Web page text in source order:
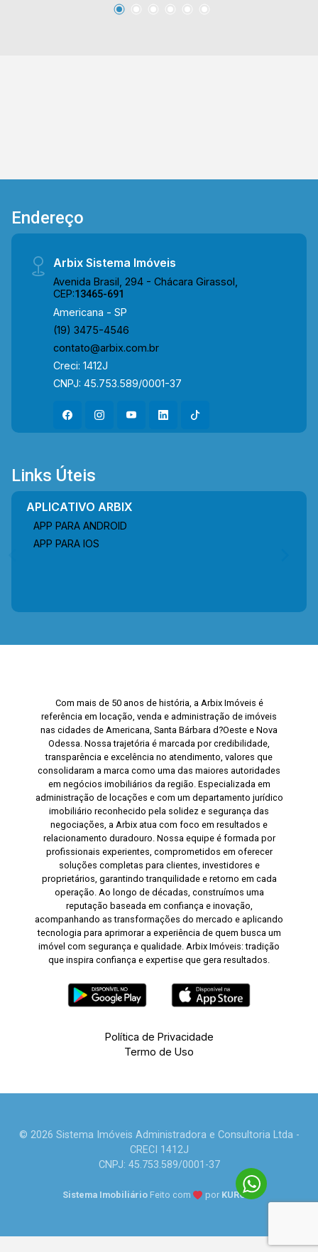
além de área de serviço integrada, garantindo
supermercados, escolas e diversos serviços
essenciais, oferecendo praticidade e fácil
acesso às principais vias da cidade. Entre em
contato com a equipe da Arbix Imóveis e
agende a sua visita!! WhatsApp e Telefone: (19)
Endereço
Arbix Sistema Imóveis
Avenida Brasil, 294 - Chácara Girassol,
CEP:13465-691
Americana - SP
(19) 3475-4546
contato@arbix.com.br
Creci: 1412J
CNPJ: 45.753.589/0001-37
Links Úteis
APLICATIVO ARBIX
APP PARA ANDROID
APP PARA IOS
Com mais de 50 anos de história, a Arbix Imóveis é
referência em locação, venda e administração de imóveis
nas cidades de Americana, Santa Bárbara d?Oeste e Nova
Odessa. Nossa trajetória é marcada por credibilidade,
transparência e excelência no atendimento, valores que
consolidaram a marca como uma das maiores autoridades
em negócios imobiliários da região. Especializada em
administração de locações e com um departamento jurídico
imobiliário reconhecido pela solidez e segurança das
negociações, a Arbix atua com foco em resultados e
relacionamento duradouro. Nossa equipe é formada por
profissionais experientes, comprometidos em oferecer
soluções completas para clientes, investidores e
proprietários, garantindo tranquilidade e retorno em cada
operação. Ao longo de décadas, construímos uma
reputação baseada em confiança e inovação,
acompanhando as transformações do mercado e aplicando
tecnologia para aprimorar a experiência de quem busca um
imóvel com segurança e qualidade. Arbix Imóveis: tradição
que inspira confiança e expertise que gera resultados.
Política de Privacidade
Termo de Uso
© 2026 Sistema Imóveis Administradora e Consultoria Ltda -
CRECI 1412J
CNPJ: 45.753.589/0001-37
Sistema Imobiliário Feito com por KUROLE